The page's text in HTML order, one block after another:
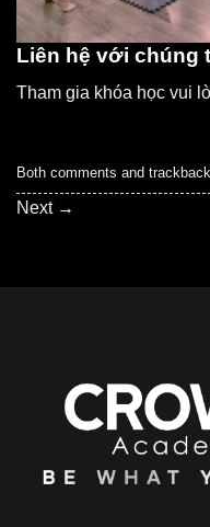
Liên hệ với chúng
Tham gia khóa học vui
Both comments and
Next →